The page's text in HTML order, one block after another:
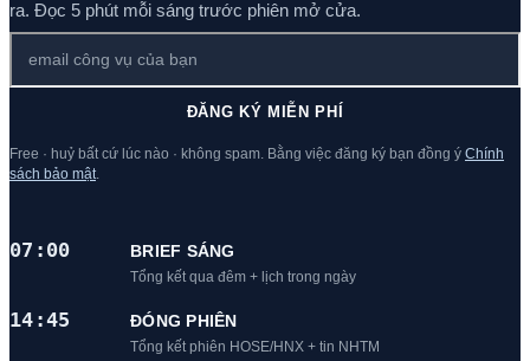
ra. Đọc 5 phút mỗi sáng trước phiên mở cửa.
ĐĂNG KÝ MIỄN PHÍ
Free · huỷ bất cứ lúc nào · không spam. Bằng việc đăng ký bạn đồng ý Chính
sách bảo mật
07:00 BRIEF SÁNG
Tổng kết qua đêm + lịch trong ngày
14:45 ĐÓNG PHIÊN
Tổng kết phiên HOSE/HNX + tin NHTM